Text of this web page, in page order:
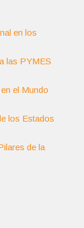
en los
las PYMES
el Mundo
los Estados
de la